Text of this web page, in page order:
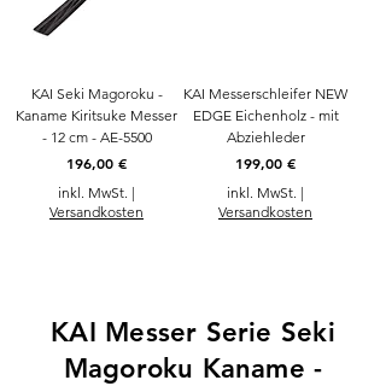
KAI Seki Magoroku -
Kaname Kiritsuke Messer
- 12 cm - AE-5500
Preis
196,00 €
inkl. MwSt. |
Versandkosten
KAI Messerschleifer NEW
EDGE Eichenholz - mit
Abziehleder
Preis
199,00 €
inkl. MwSt. |
Versandkosten
KAI Messer Serie Seki
Magoroku Kaname -